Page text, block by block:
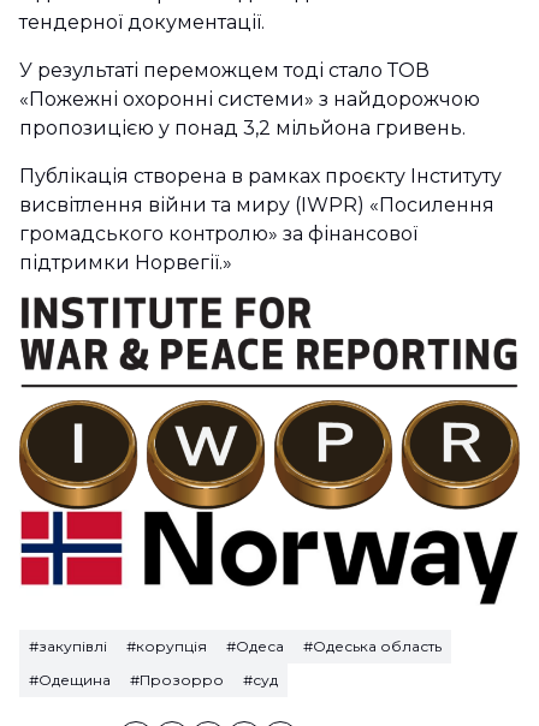
тендерної документації.
У результаті переможцем тоді стало ТОВ
«Пожежні охоронні системи» з найдорожчою
пропозицією у понад 3,2 мільйона гривень.
Публікація створена в рамках проєкту Інституту
висвітлення війни та миру (IWPR) «Посилення
громадського контролю» за фінансової
підтримки Норвегії.»
#закупівлі #корупція #Одеса
#Одеська область
#Одещина
#Прозорро #суд